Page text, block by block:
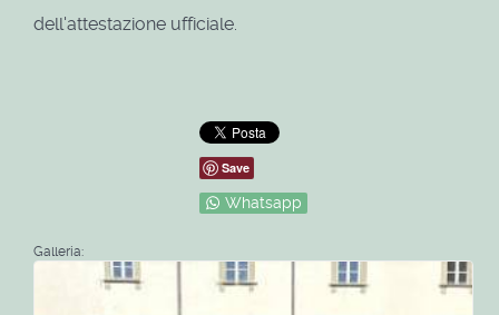
dell'attestazione ufficiale.
Save
Whatsapp
Galleria: